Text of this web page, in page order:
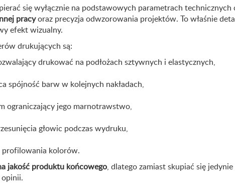
się wyłącznie na podstawowych parametrach technicznych
pracyoraz precyzja odwzorowania projektów. To właśnie
efekt wizualny.
drukujących są:
drukować na podłożach sztywnych i elastycznych,
spójność barw w kolejnych nakładach,
ograniczający jego marnotrawstwo,
głowic podczas wydruku,
kolorów.
jakość produktu końcowego, dlatego zamiast skupiać się